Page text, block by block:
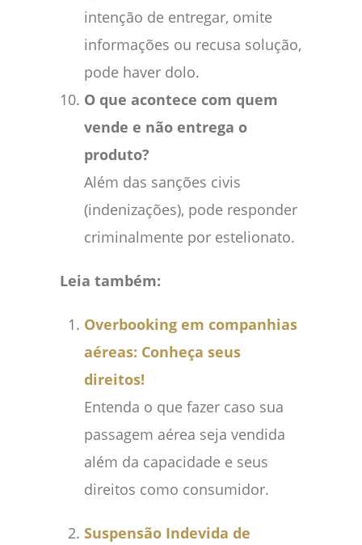
intenção de entregar, omite
informações ou recusa solução,
pode haver dolo.
O que acontece com quem
vende e não entrega o
produto?
Além das sanções civis
(indenizações), pode responder
criminalmente por estelionato.
Leia também:
Overbooking em companhias
aéreas: Conheça seus
direitos!
Entenda o que fazer caso sua
passagem aérea seja vendida
além da capacidade e seus
direitos como consumidor.
Suspensão Indevida de